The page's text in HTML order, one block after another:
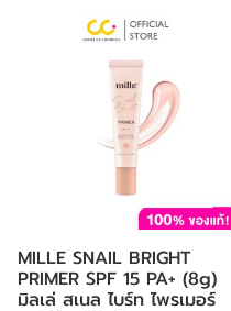
MILLE SNAIL BRIGHT
PRIMER SPF 15 PA+ (8g)
มิลเล่ สเนล ไบร์ท ไพรเมอร์